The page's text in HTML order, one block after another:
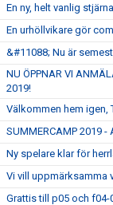
En ny, helt vanlig
En urhöllvikare gör
&#11088; Nu är
NU ÖPPNAR VI
2019!
Välkommen hem igen,
SUMMERCAMP 2019 -
Ny spelare klar för
Vi vill uppmärksamma
Grattis till p05 och f04-